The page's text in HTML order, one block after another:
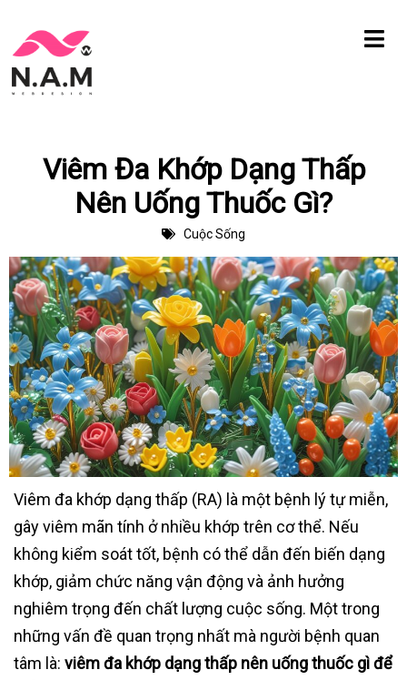
Chuyển
tới
Viêm Đa Khớp Dạng Thấp
Nên Uống Thuốc Gì?
Cuộc Sống
Viêm đa khớp dạng thấp (RA) là một bệnh lý tự miễn,
gây viêm mãn tính ở nhiều khớp trên cơ thể. Nếu
không kiểm soát tốt, bệnh có thể dẫn đến biến dạng
khớp, giảm chức năng vận động và ảnh hưởng
nghiêm trọng đến chất lượng cuộc sống. Một trong
những vấn đề quan trọng nhất mà người bệnh quan
tâm là: viêm đa khớp dạng thấp nên uống thuốc gì để